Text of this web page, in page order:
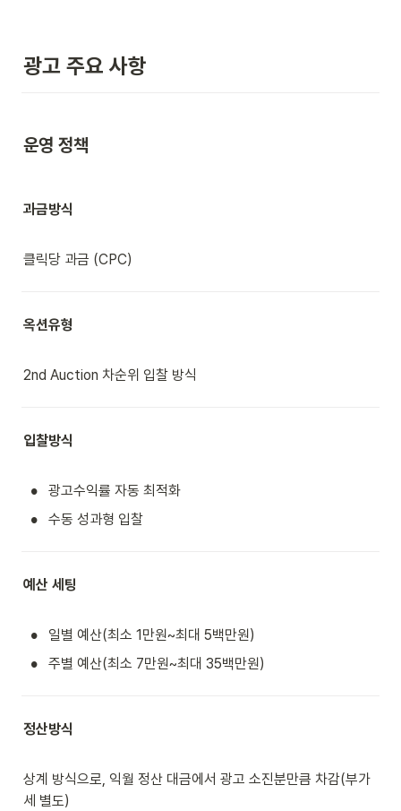
광고 주요 사항
운영 정책
과금방식
클릭당 과금 (CPC)
옥션유형
2nd Auction 차순위 입찰 방식
입찰방식
• 광고수익률 자동 최적화
• 수동 성과형 입찰
예산 세팅
• 일별 예산(최소 1만원~최대 5백만원)
• 주별 예산(최소 7만원~최대 35백만원)
정산방식
상계 방식으로, 익월 정산 대금에서 광고 소진분만큼 차감(부가
세 별도)